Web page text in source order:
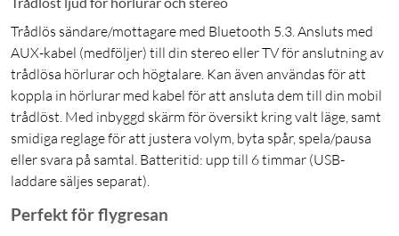
Trådlös sändare/mottagare med Bluetooth 5.3. Ansluts med
AUX-kabel (medföljer) till din stereo eller TV för anslutning av
trådlösa hörlurar och högtalare. Kan även användas för att
koppla in hörlurar med kabel för att ansluta dem till din mobil
trådlöst. Med inbyggd skärm för översikt kring valt läge, samt
smidiga reglage för att justera volym, byta spår, spela/pausa
eller svara på samtal. Batteritid: upp till 6 timmar (USB-
laddare säljes separat).
Perfekt för flygresan